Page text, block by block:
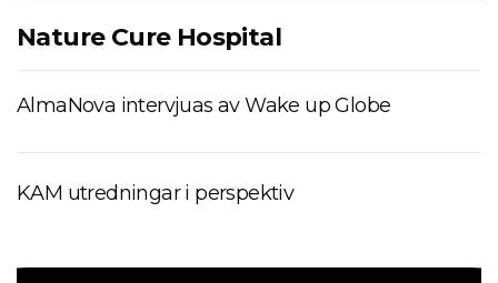
Nature Cure Hospital
AlmaNova intervjuas av Wake up Globe
KAM utredningar i perspektiv